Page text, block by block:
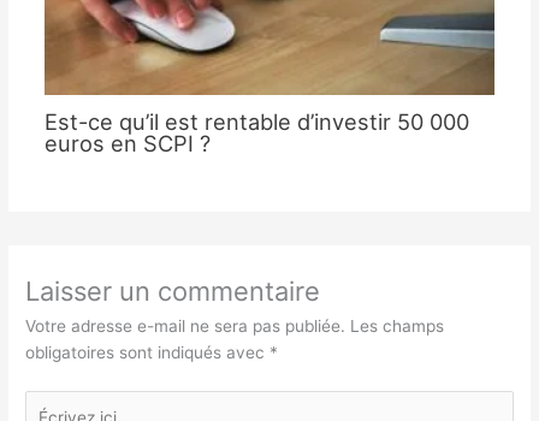
Est-ce qu’il est rentable d’investir 50 000
euros en SCPI ?
Laisser un commentaire
Votre adresse e-mail ne sera pas publiée. Les champs
obligatoires sont indiqués avec *
Écrivez